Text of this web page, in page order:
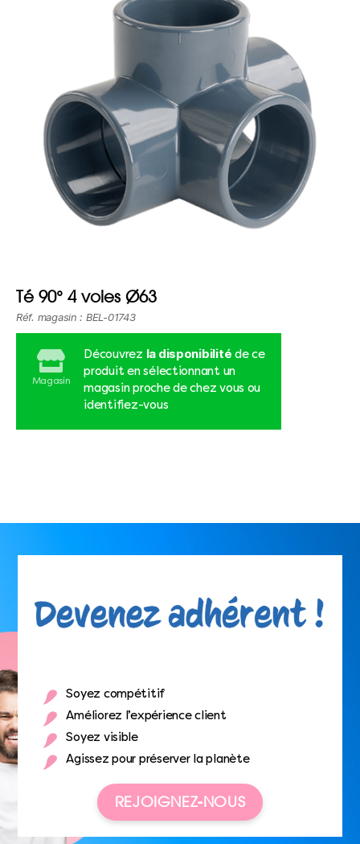
Té 90° 4 voies Ø63
Réf. magasin : BEL-01743
Magasin
Découvrez la disponibilité de ce
produit en sélectionnant un
magasin proche de chez vous ou
identifiez-vous
Soyez compétitif
Améliorez l’expérience client
Soyez visible
Agissez pour préserver la planète
REJOIGNEZ-NOUS